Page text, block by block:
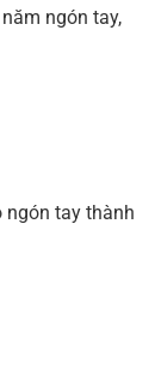
ngón tay,
ngón tay thành